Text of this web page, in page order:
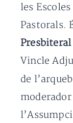
les
Pastorals.
Presbiteral
Vincle
de